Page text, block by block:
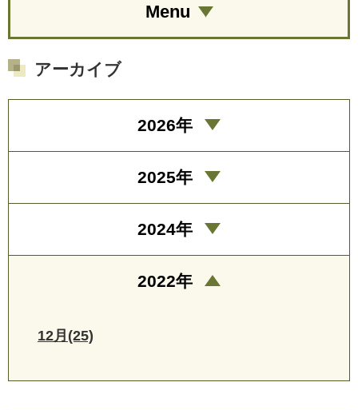
Menu
アーカイブ
2026年
2025年
2024年
2022年
12月(25)